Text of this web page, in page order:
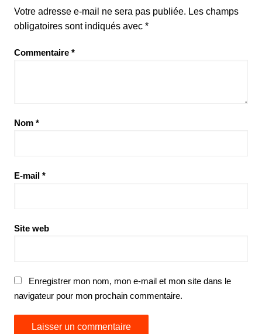
Votre adresse e-mail ne sera pas publiée. Les champs
obligatoires sont indiqués avec *
Commentaire *
Nom *
E-mail *
Site web
Enregistrer mon nom, mon e-mail et mon site dans le
navigateur pour mon prochain commentaire.